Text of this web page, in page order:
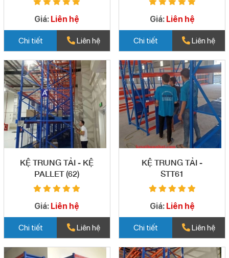
Giá: Liên hệ
Chi tiết Liên hệ
Giá: Liên hệ
Chi tiết Liên hệ
KỆ TRUNG TẢI - KỆ
PALLET (62)
Giá: Liên hệ
Chi tiết Liên hệ
KỆ TRUNG TẢI -
STT61
Giá: Liên hệ
Chi tiết Liên hệ